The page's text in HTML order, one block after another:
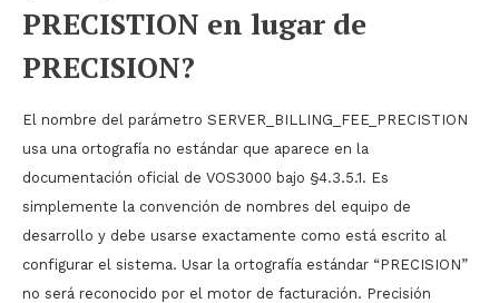
PRECISTION en lugar de
PRECISION?
El nombre del parámetro SERVER_BILLING_FEE_PRECISTION
usa una ortografía no estándar que aparece en la
documentación oficial de VOS3000 bajo §4.3.5.1. Es
simplemente la convención de nombres del equipo de
desarrollo y debe usarse exactamente como está escrito al
configurar el sistema. Usar la ortografía estándar “PRECISION”
no será reconocido por el motor de facturación. Precisión